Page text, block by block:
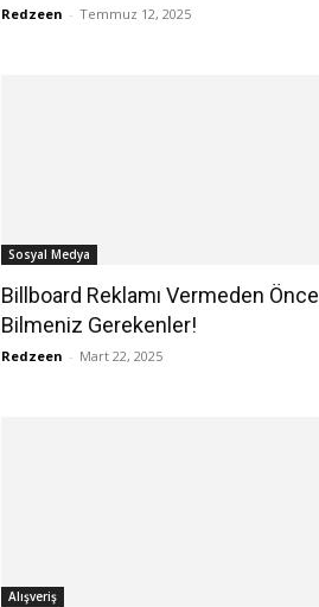
Redzeen - Temmuz 12, 2025
Sosyal Medya
Billboard Reklamı Vermeden Önce
Bilmeniz Gerekenler!
Redzeen - Mart 22, 2025
Alışveriş